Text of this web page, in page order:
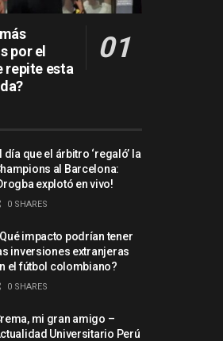
por el
repite esta
día que el árbitro ‘regaló’ la
al Barcelona:
explotó en vivo!
0 SHARES
impacto podrían tener
inversiones extranjeras
el fútbol colombiano?
0 SHARES
mi gran amigo –
Universitario Perú